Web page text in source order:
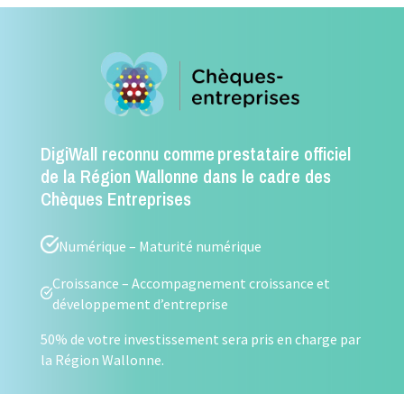
DigiWall reconnu comme prestataire officiel
de la Région Wallonne dans le cadre des
Chèques Entreprises
Numérique – Maturité numérique
Croissance – Accompagnement croissance et
développement d’entreprise
50% de votre investissement sera pris en charge par
la Région Wallonne.